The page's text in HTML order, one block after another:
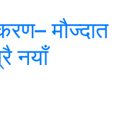
मौज्दात
नयाँ